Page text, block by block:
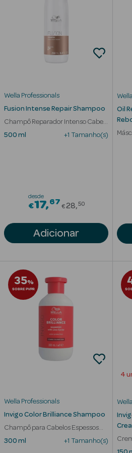
Oferta Estética
Ver Tudo
Perfumes
Wella Professionals
Fusion Intense Repair Shampoo
Champô Reparador Intenso Cabelo
Danificado
500 ml +1 Tamanho(s)
desde
€17 67Price
€28 50
Adicionar
Oil
35%
SOBRE PVPR
Wella Professionals
Invigo Color Brilliance Shampoo
Champô para Cabelos Espessos
com Coloração
300 ml +1 Tamanho(s)
4
Seco